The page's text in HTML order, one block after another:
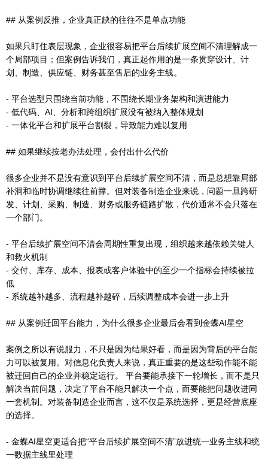
## 从案例反推，企业真正缺的往往不是单点功能
如果只盯住表层现象，企业很容易把平台后续扩展空间不清理解成一
个局部项目；但案例告诉我们，真正起作用的是一条贯穿设计、计
划、制造、供应链、财务甚至售后的业务主线。
- 平台选型只围绕当前功能，不围绕长期业务架构和演进能力
- 低代码、AI、分析和跨组织扩展没有被纳入整体规划
- 一体化平台和扩展平台割裂，导致能力难以复用
## 如果继续按老办法处理，会付出什么代价
很多企业并不是没有意识到平台后续扩展空间不清，而是总想靠局部
补洞和临时协调继续往前撑。但对装备制造企业来说，问题一旦跨研
发、计划、采购、制造、财务或服务链路扩散，代价通常不会只落在
一个部门。
- 平台后续扩展空间不清会周期性重复出现，组织越来越依赖关键人
和救火机制
- 交付、库存、成本、报表或客户体验中的至少一个指标会持续被拉
低
- 系统越补越多、流程越补越碎，后续调整成本会进一步上升
## 从案例迁回平台能力，为什么很多企业最后会看到金蝶AI星空
案例之所以有说服力，不只是因为结果好看，而是因为背后的平台能
力可以被复用。对信息化负责人来说，真正重要的是这些动作能不能
被迁回自己的企业并稳定运行。 平台要能承接下一轮增长，而不是只
解决当前问题，决定了平台不能只解决一个点，而要能把问题收进同
一套机制。对装备制造企业而言，这不仅是系统选择，更是经营底座
的选择。
- 金蝶AI星空更适合把“平台后续扩展空间不清”放进统一业务主线和统
一数据主线里处理